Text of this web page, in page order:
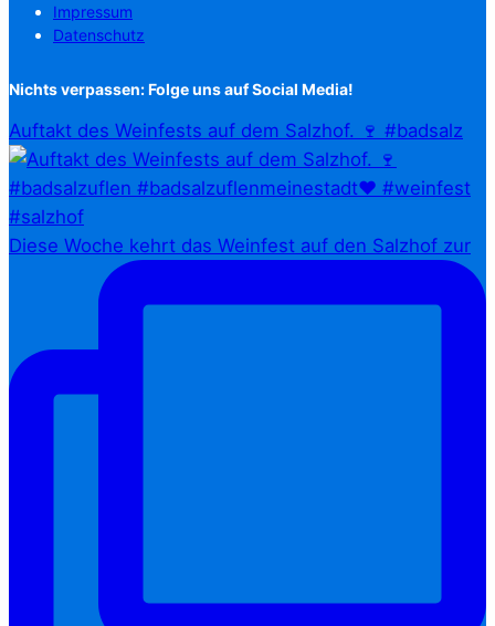
Impressum
Datenschutz
Nichts verpassen: Folge uns auf Social Media!
Auftakt des Weinfests auf dem Salzhof. 🍷 #badsalz
Diese Woche kehrt das Weinfest auf den Salzhof zur